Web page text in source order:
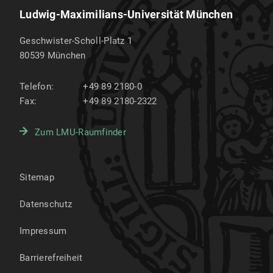
Ludwig-Maximilians-Universität München
Geschwister-Scholl-Platz 1
80539 München
Telefon:
+49 89 2180-0
Fax:
+49 89 2180-2322
Zum LMU-Raumfinder
Sitemap
Datenschutz
Impressum
Barrierefreiheit